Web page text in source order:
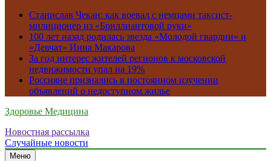
Станислав Чекан: как воевал с немцами таксист-
милиционер из «Бриллиантовой руки»
100 лет назад родилась звезда «Молодой гвардии» и
«Девчат» Инна Макарова
За год интерес жителей регионов к московской
недвижимости упал на 19%
Россияне признались в постоянном изучении
объявлений о недоступном жилье
Здоровье Медицина
Новостная рассылка
Случайные новости
Меню